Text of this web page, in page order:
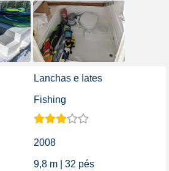
Lanchas e Iates
Fishing
2008
9,8 m | 32 pés